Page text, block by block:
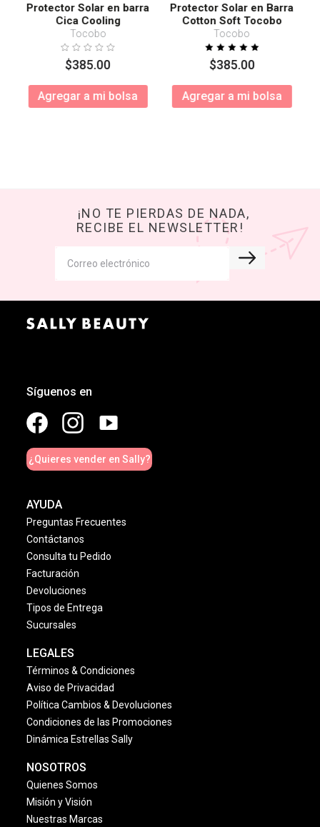
Protector Solar en barra
Cica Cooling
Tocobo
$385.00
Agregar a mi bolsa
Protector Solar en Barra
Cotton Soft Tocobo
SPF50+ PA++++
Tocobo
$385.00
Agregar a mi bolsa
¡NO TE PIERDAS DE NADA,
RECIBE EL NEWSLETTER!
Síguenos en
¿Quieres vender en Sally?
AYUDA
Preguntas Frecuentes
Contáctanos
Consulta tu Pedido
Facturación
Devoluciones
Tipos de Entrega
Sucursales
LEGALES
Términos & Condiciones
Aviso de Privacidad
Política Cambios & Devoluciones
Condiciones de las Promociones
Dinámica Estrellas Sally
NOSOTROS
Quienes Somos
Misión y Visión
Nuestras Marcas